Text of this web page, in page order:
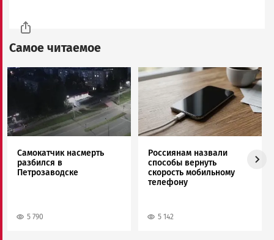
Самое читаемое
Image
Самокатчик насмерть
разбился в
Петрозаводске
5 790
Image
Россиянам назвали
способы вернуть
скорость мобильному
телефону
5 142